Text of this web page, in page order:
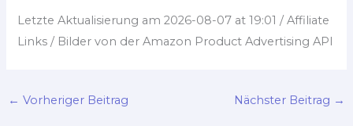
Letzte Aktualisierung am 2026-08-07 at 19:01 / Affiliate
Links / Bilder von der Amazon Product Advertising API
← Vorheriger Beitrag Nächster Beitrag →